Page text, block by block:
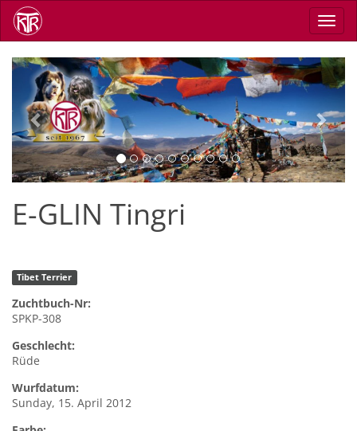
Skip
main
Previous Next
E-GLIN Tingri
Tibet Terrier
Zuchtbuch-Nr:
SPKP-308
Geschlecht:
Rüde
Wurfdatum:
Sunday, 15. April 2012